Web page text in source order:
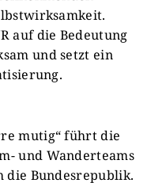
auf die Bedeutung
und setzt ein
mutig“ führt die
und Wanderteams
die Bundesrepublik.